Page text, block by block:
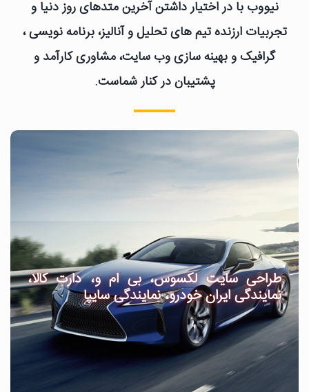
نیووب با در اختیار داشتن آخرین متدهای روز دنیا و
تجربیات ارزنده تیم های تحلیل و آنالیز، برنامه نویسی ،
گرافیک و بهینه سازی وب سایت، مشاوری کارآمد و
پشتیبان در کنار شماست.
طراحی سایت لکسوس، بی ام و، دارت کالا،
نمایندگی ایران خودرو، نمایندگی سایپا